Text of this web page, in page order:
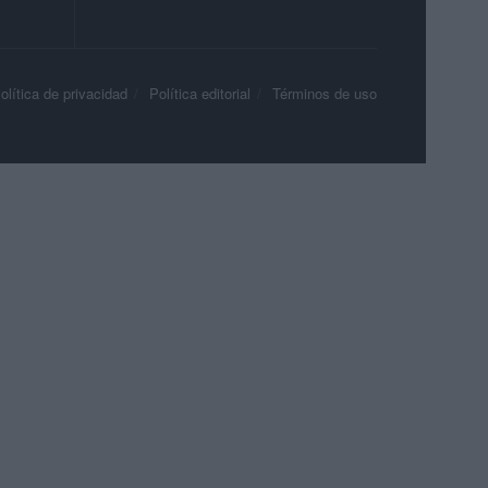
de privacidad Política editorial Términos de uso